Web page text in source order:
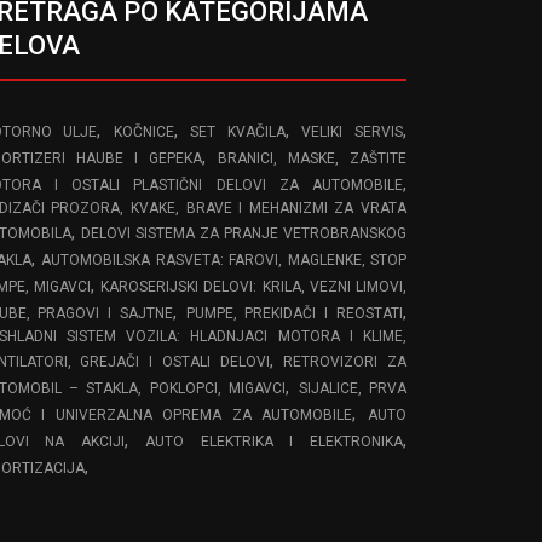
PO KATEGORIJAMA
ULJE, KOČNICE,SET KVAČILA,VELIKI SERVIS,
HAUBE I GEPEKA,
BRANICI, MASKE, ZAŠTITE
I OSTALI PLASTIČNI DELOVI ZA AUTOMOBILE,
PROZORA, KVAKE, BRAVE I MEHANIZMI ZA VRATA
, DELOVI SISTEMA ZA PRANJE VETROBRANSKOG
,AUTOMOBILSKA RASVETA: FAROVI, MAGLENKE, STOP
MIGAVCI, KAROSERIJSKI DELOVI: KRILA, VEZNI LIMOVI,
PRAGOVI I SAJTNE, PUMPE, PREKIDAČI I REOSTATI,
SISTEM VOZILA: HLADNJACI MOTORA I KLIME,
GREJAČI I OSTALI DELOVI,
RETROVIZORI ZA
– STAKLA, POKLOPCI, MIGAVCI,
SIJALICE, PRVA
I UNIVERZALNA OPREMA ZA AUTOMOBILE,
AUTO
NA AKCIJI,AUTO ELEKTRIKA I ELEKTRONIKA,
,